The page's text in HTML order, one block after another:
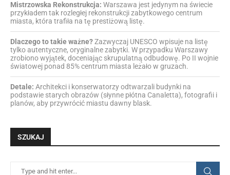
Mistrzowska Rekonstrukcja: Warszawa jest jedynym na świecie
przykładem tak rozległej rekonstrukcji zabytkowego centrum
miasta, która trafiła na tę prestiżową listę.
Dlaczego to takie ważne?Zazwyczaj UNESCO wpisuje na listę
tylko autentyczne, oryginalne zabytki. W przypadku Warszawy
zrobiono wyjątek, doceniając skrupulatną odbudowę. Po II wojnie
światowej ponad 85% centrum miasta leżało w gruzach.
Detale: Architekci i konserwatorzy odtwarzali budynki na
podstawie starych obrazów (słynne płótna Canaletta), fotografii i
planów, aby przywrócić miastu dawny blask.
SZUKAJ